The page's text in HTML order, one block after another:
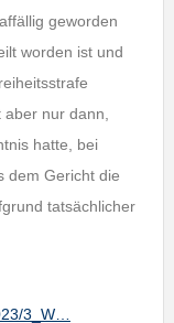
geworden
worden ist und
nur dann,
hatte, bei
dem Gericht die
tatsächlicher
3_W…